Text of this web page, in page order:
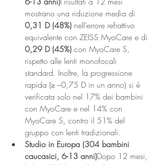
mostrano una riduzione media di
0,31 D (48%) nell’errore refrattivo
equivalente con ZEISS MyoCare e di
0,29 D (45%) con MyoCare S,
rispetto alle lenti monofocali
standard. Inoltre, la progressione
rapida (≥ –0,75 D in un anno) si è
verificata solo nel 17% dei bambini
con MyoCare e nel 14% con
MyoCare S, contro il 51% del
gruppo con lenti tradizionali.
Studio in Europa (304 bambini
caucasici, 6-13 anni)Dopo 12 mesi,